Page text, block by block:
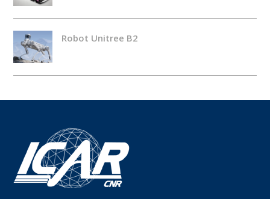
Robot Unitree B2